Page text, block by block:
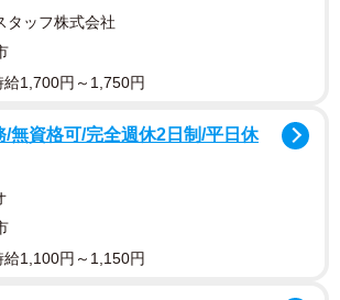
ともに、都会の喧騒を一変させる優雅
楽に聴き惚れる人が続出。「素敵な音
様！」「梅田の雑踏がオシャレなジャ
このまろやかタッチに感動！俺も泣き
声が相次ぎ、表示回数は480万を超えま
男性はジャケットにハット、ジーンズ
れです。背筋もシャキッと伸びてい
われません！
タッフ株式会社
1,700円～1,750円
/無資格可/完全週休2日制/平日休
1,100円～1,150円